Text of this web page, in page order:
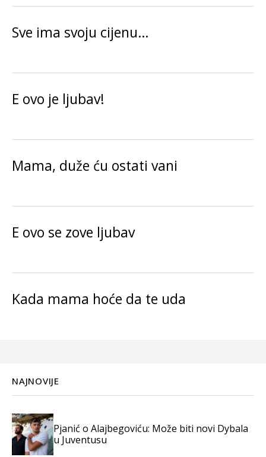
Sve ima svoju cijenu…
E ovo je ljubav!
Mama, duže ću ostati vani
E ovo se zove ljubav
Kada mama hoće da te uda
NAJNOVIJE
Pjanić o Alajbegoviću: Može biti novi Dybala
u Juventusu